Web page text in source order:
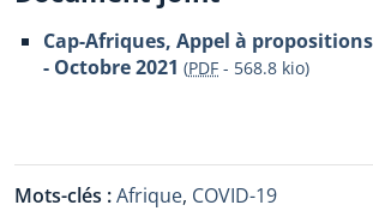
Cap-Afriques, Appel à
- Octobre 2021 (PDF - 568.8 kio)
Mots-clés :Afrique, COVID-19